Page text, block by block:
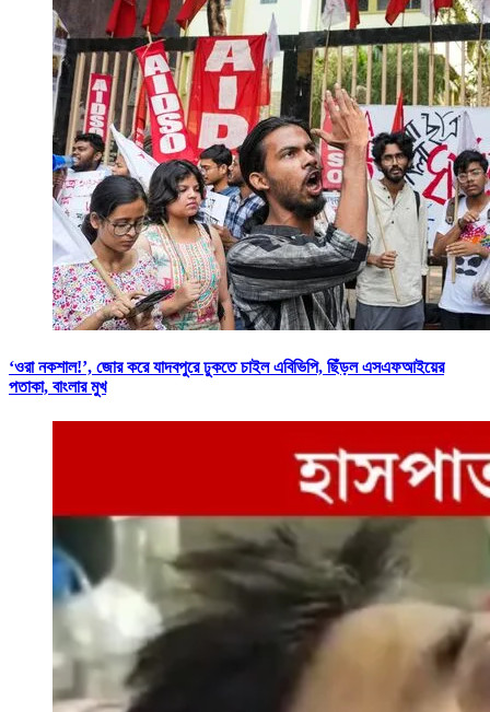
‘ওরা নকশাল!’, জোর করে যাদবপুরে ঢুকতে চাইল এবিভিপি, ছিঁড়ল এসএফআইয়ের
পতাকা, বাংলার মুখ